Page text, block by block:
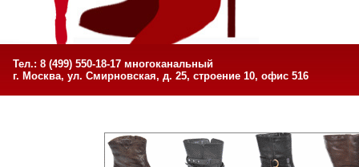
Тел.: 8 (499) 550-18-17 многоканальный
г. Москва, ул. Смирновская, д. 25, строение 10, офис 516